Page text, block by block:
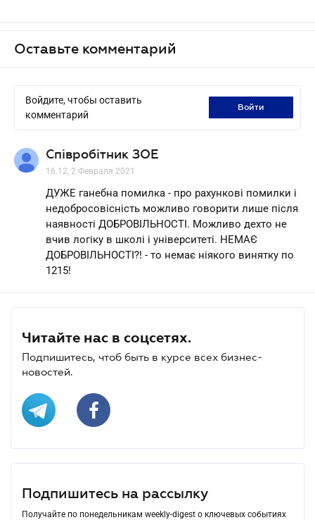
Оставьте комментарий
Войдите, чтобы оставить
комментарий
войти
Співробітник ЗОЕ
16.12, 2 Февраля 2021
ДУЖЕ ганебна помилка - про рахункові помилки і
недобросовісність можливо говорити лише після
наявності ДОБРОВІЛЬНОСТІ. Можливо дехто не
вчив логіку в школі і університеті. НЕМАЄ
ДОБРОВІЛЬНОСТІ?! - то немає ніякого винятку по
1215!
Читайте нас в соцсетях.
Подпишитесь, чтоб быть в курсе всех бизнес-
новостей.
Подпишитесь на рассылку
Получайте по понедельникам weekly-digest о ключевых событиях